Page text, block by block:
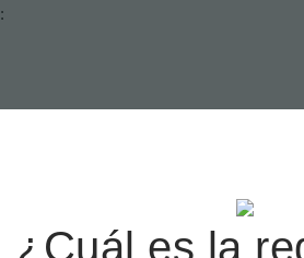
:
¿Cuál es la